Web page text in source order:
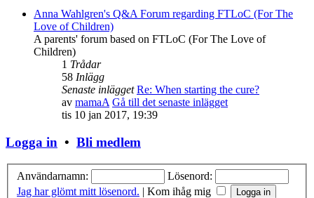
Anna Wahlgren's Q&A Forum regarding FTLoC (For The
Love of Children)
A parents' forum based on FTLoC (For The Love of
Children)
1 Trådar
58 Inlägg
Senaste inlägget Re: When starting the cure?
av mamaA Gå till det senaste inlägget
tis 10 jan 2017, 19:39
Logga in • Bli medlem
Användarnamn:
Lösenord:
Jag har glömt mitt lösenord. | Kom ihåg mig